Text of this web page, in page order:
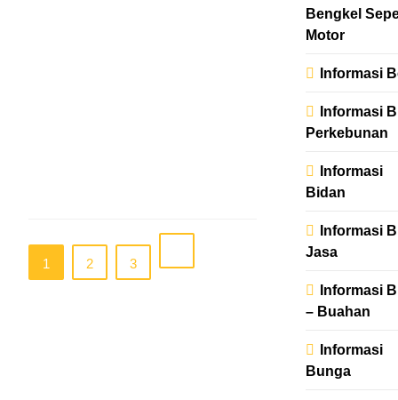
Ahli
Alternatif
admin
2 tahun
Read More
1 2 3
Bengkel
Motor
Informasi
Informasi
Perkebunan
Informasi
Bidan
Informasi
Jasa
Informasi
– Buahan
Informasi
Bunga